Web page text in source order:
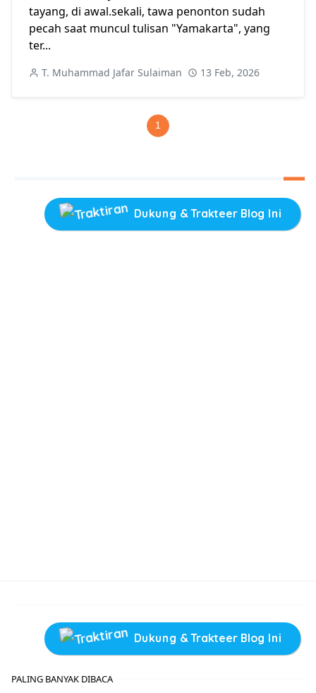
tayang, di awal.sekali, tawa penonton sudah
pecah saat muncul tulisan "Yamakarta", yang
ter...
T. Muhammad Jafar Sulaiman 13 Feb, 2026
1
Dukung & Trakteer Blog Ini
Dukung & Trakteer Blog Ini
PALING BANYAK DIBACA